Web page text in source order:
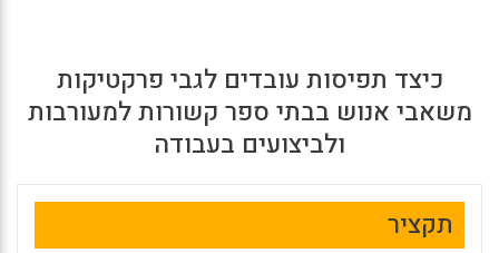
כיצד תפיסות עובדים לגבי פרקטיקות
משאבי אנוש בבתי ספר קשורות למעורבות
ולביצועים בעבודה
תקציר